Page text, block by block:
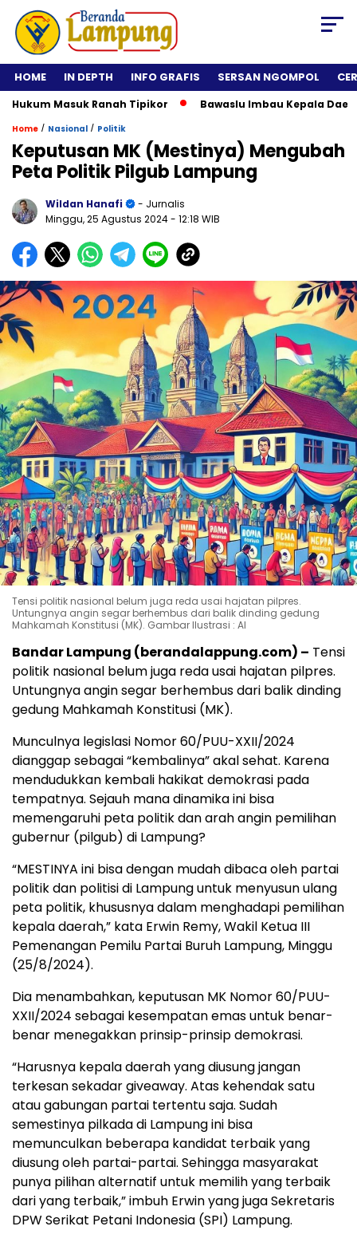
HOME IN DEPTH INFO GRAFIS SERSAN NGOMPOL
Masuk Ranah Tipikor Bawaslu Imbau Kepala Daerah
Home / Nasional / Politik
Keputusan MK (Mestinya) Mengubah
Peta Politik Pilgub Lampung
Wildan Hanafi
- Jurnalis
Minggu, 25 Agustus 2024- 12:18 WIB
Tensi politik nasional belum juga reda usai hajatan pilpres.
Untungnya angin segar berhembus dari balik dinding gedung
Mahkamah Konstitusi (MK). Gambar Ilustrasi : AI
Bandar Lampung (berandalappung.com) – Tensi
politik nasional belum juga reda usai hajatan pilpres.
Untungnya angin segar berhembus dari balik dinding
gedung Mahkamah Konstitusi (MK).
Munculnya legislasi Nomor 60/PUU-XXII/2024
dianggap sebagai “kembalinya” akal sehat. Karena
mendudukkan kembali hakikat demokrasi pada
tempatnya. Sejauh mana dinamika ini bisa
memengaruhi peta politik dan arah angin pemilihan
gubernur (pilgub) di Lampung?
“MESTINYA ini bisa dengan mudah dibaca oleh partai
politik dan politisi di Lampung untuk menyusun ulang
peta politik, khususnya dalam menghadapi pemilihan
kepala daerah,” kata Erwin Remy, Wakil Ketua III
Pemenangan Pemilu Partai Buruh Lampung, Minggu
(25/8/2024).
Dia menambahkan, keputusan MK Nomor 60/PUU-
XXII/2024 sebagai kesempatan emas untuk benar-
benar menegakkan prinsip-prinsip demokrasi.
“Harusnya kepala daerah yang diusung jangan
terkesan sekadar giveaway. Atas kehendak satu
atau gabungan partai tertentu saja. Sudah
semestinya pilkada di Lampung ini bisa
memunculkan beberapa kandidat terbaik yang
diusung oleh partai-partai. Sehingga masyarakat
punya pilihan alternatif untuk memilih yang terbaik
dari yang terbaik,” imbuh Erwin yang juga Sekretaris
DPW Serikat Petani Indonesia (SPI) Lampung.